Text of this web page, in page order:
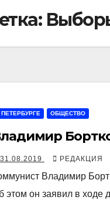
ПЕТЕРБУРГЕ ОБЩЕСТВО
31.08.2019 РЕДАКЦИЯ
Владимир
этом он заявил в ходе